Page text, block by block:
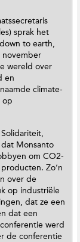
sprak het
to earth,
november
wereld over
en
climate-
op
Monsanto
om CO2-
Zo’n
over de
op industriële
dat ze een
dat een
werd
de conferentie